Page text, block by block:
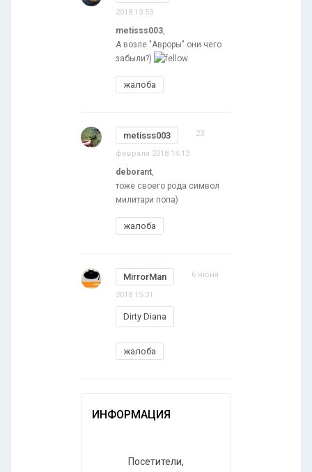
2018 13:53
metisss003
А возле "Авроры" они чего
забыли?)
жалоба
metisss003 23
февраля 2018 14:13
deborant,
тоже своего рода символ
милитари попа)
жалоба
MirrorMan 6 июня
2018 15:31
Dirty Diana
жалоба
ИНФОРМАЦИЯ
Посетители,